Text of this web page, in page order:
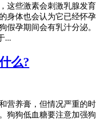
这些激素会刺激乳腺发育
身体也会认为它已经怀孕
假孕期间会有乳汁分泌。
...
么?
营养膏，但情况严重的时
狗狗低血糖要注意加强狗